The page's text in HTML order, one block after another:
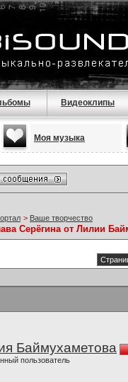
Видеоклипы
Моя музыка
> Ваше творчество
Серёгина от Лилии
Баймухаметова
пользователь